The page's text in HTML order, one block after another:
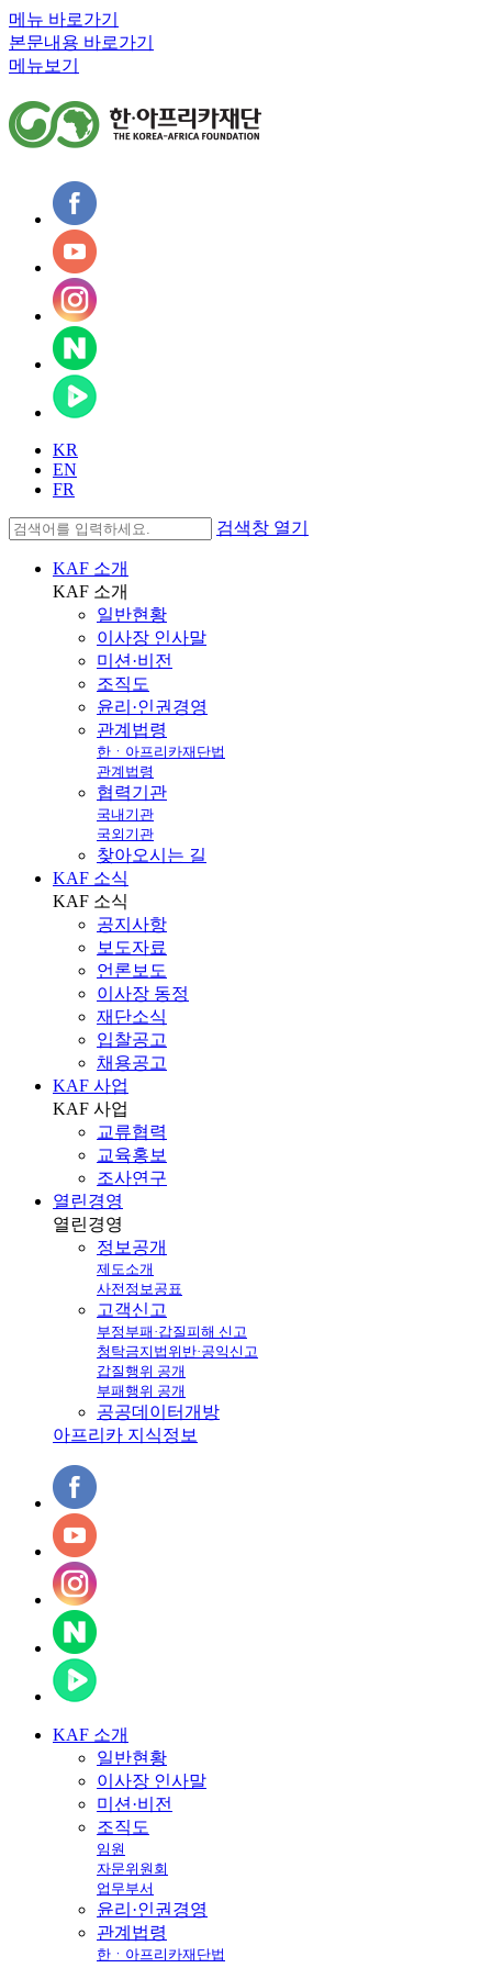
메뉴 바로가기
본문내용 바로가기
메뉴보기
KR
EN
FR
검색창 열기
KAF 소개
KAF 소개
일반현황
이사장 인사말
미션·비전
조직도
윤리·인권경영
관계법령
한ㆍ아프리카재단법
관계법령
협력기관
국내기관
국외기관
찾아오시는 길
KAF 소식
KAF 소식
공지사항
보도자료
언론보도
이사장 동정
재단소식
입찰공고
채용공고
KAF 사업
KAF 사업
교류협력
교육홍보
조사연구
열린경영
열린경영
정보공개
제도소개
사전정보공표
고객신고
부정부패·갑질피해 신고
청탁금지법위반·공익신고
갑질행위 공개
부패행위 공개
공공데이터개방
아프리카 지식정보
KAF 소개
일반현황
이사장 인사말
미션·비전
조직도
임원
자문위원회
업무부서
윤리·인권경영
관계법령
한ㆍ아프리카재단법